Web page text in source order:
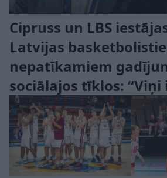
Cipruss un LBS
Latvijas
nepatīkamiem
sociālajos tīklos: “Viņi